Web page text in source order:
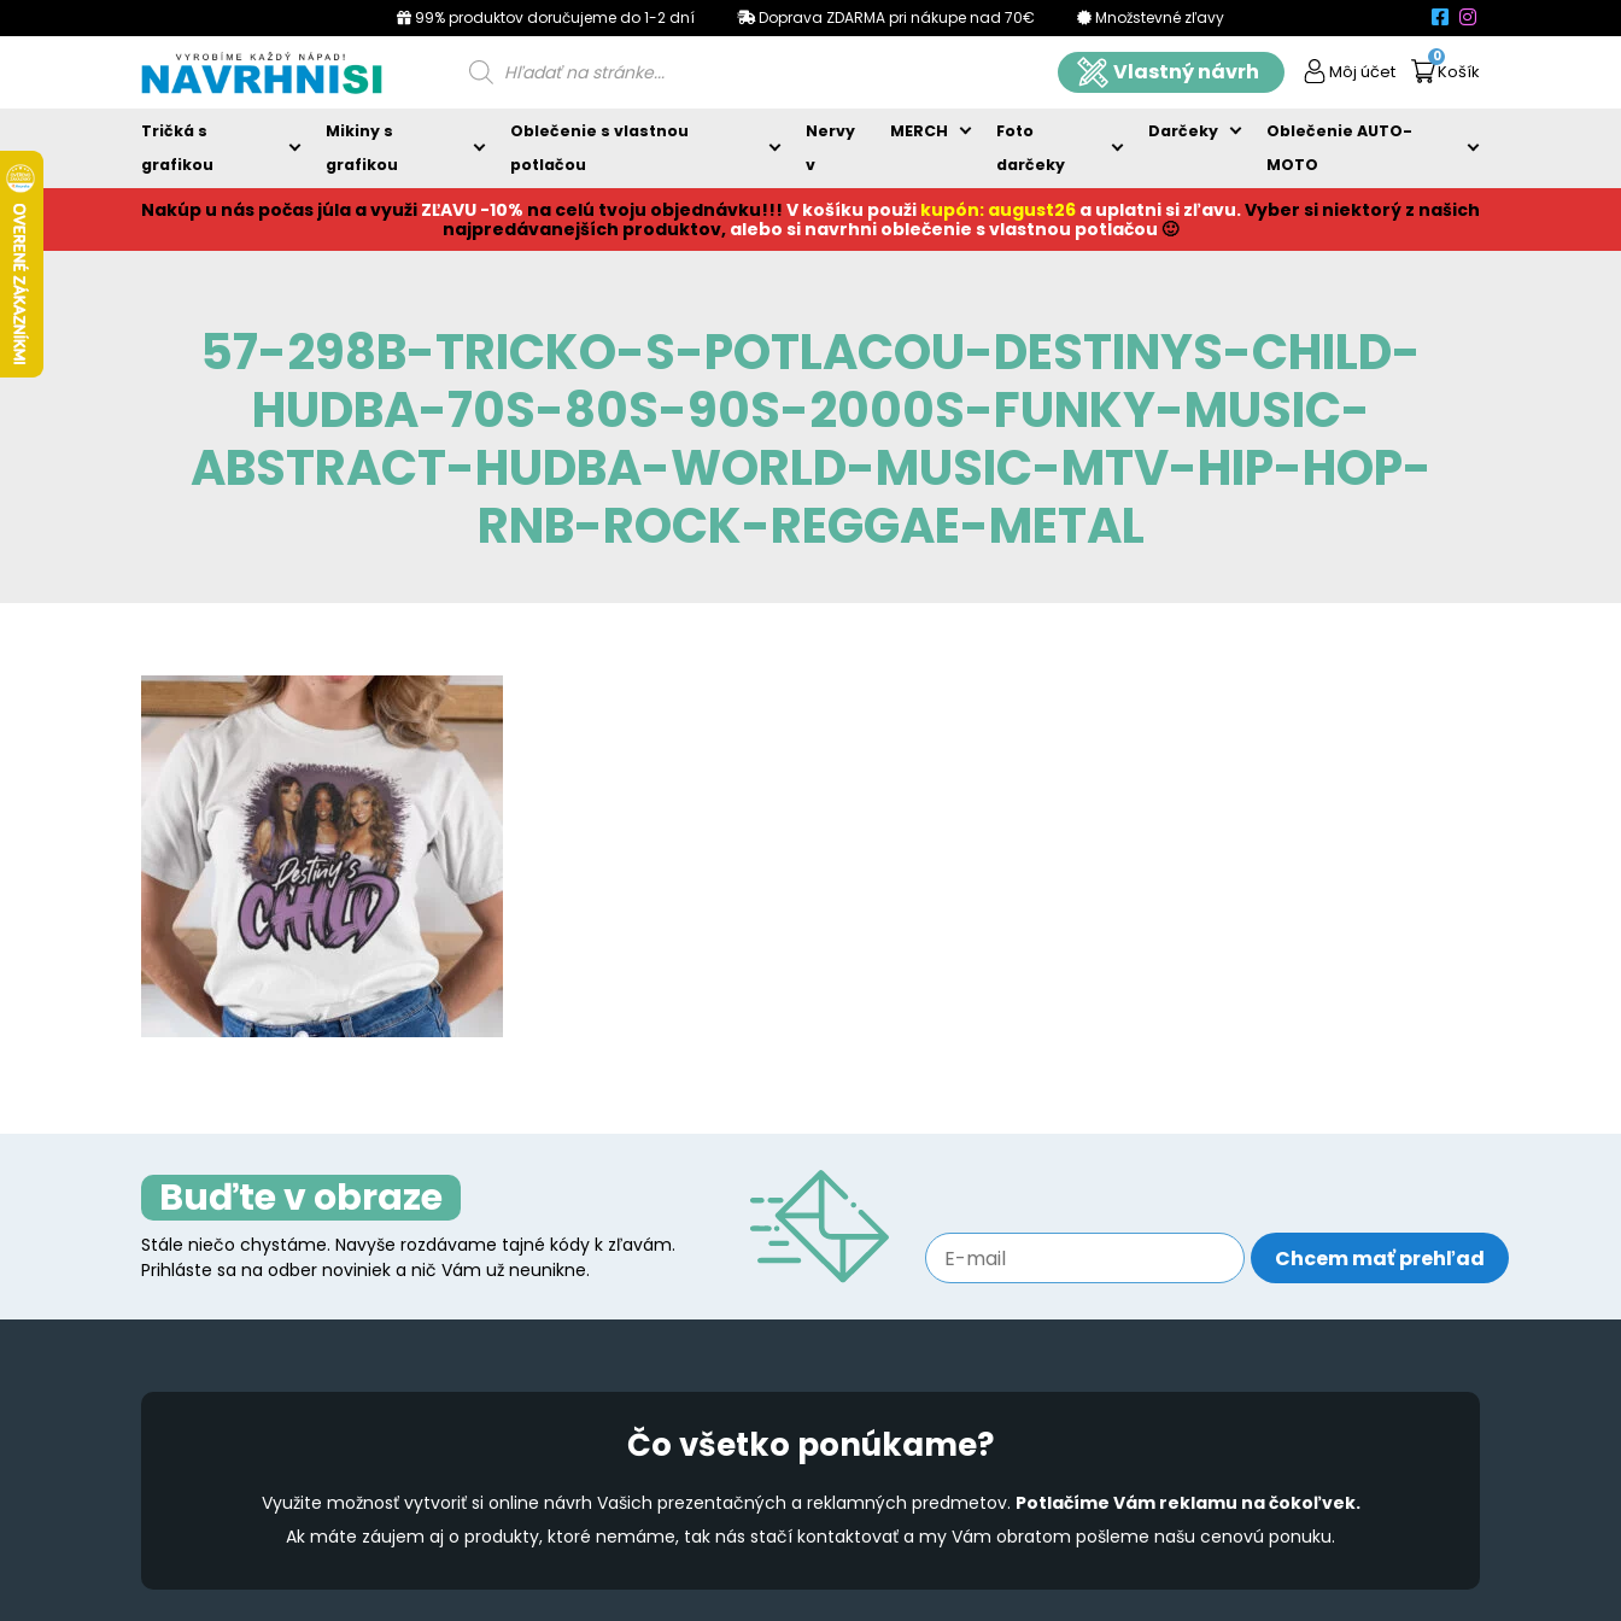
99% produktov doručujeme do 1-2 dní Doprava ZDARMA pri nákupe nad 70€ Množstevné zľavy
Products
search Vlastný návrh Môj účet
0
Košík
Tričká s
grafikou
Mikiny s
grafikou
Oblečenie s vlastnou
potlačou
Nervy
v
MERCH
Foto
darčeky
Darčeky
Oblečenie AUTO-
MOTO
Nakúp u nás počas júla a využi ZĽAVU -10% na celú tvoju objednávku!!! V košíku použi kupón: august26 a uplatni si zľavu.Vyber si niektorý z našich
najpredávanejších produktov, alebo si navrhni oblečenie s vlastnou potlačou 🙂
57-298B-TRICKO-S-POTLACOU-DESTINYS-CHILD-
HUDBA-70S-80S-90S-2000S-FUNKY-MUSIC-
ABSTRACT-HUDBA-WORLD-MUSIC-MTV-HIP-HOP-
RNB-ROCK-REGGAE-METAL
Buďte v obraze
Stále niečo chystáme. Navyše rozdávame tajné kódy k zľavám.
Prihláste sa na odber noviniek a nič Vám už neunikne.
Čo všetko ponúkame?
Využite možnosť vytvoriť si online návrh Vašich prezentačných a reklamných predmetov. Potlačíme Vám reklamu na čokoľvek.
Ak máte záujem aj o produkty, ktoré nemáme, tak nás stačí kontaktovať a my Vám obratom pošleme našu cenovú ponuku.